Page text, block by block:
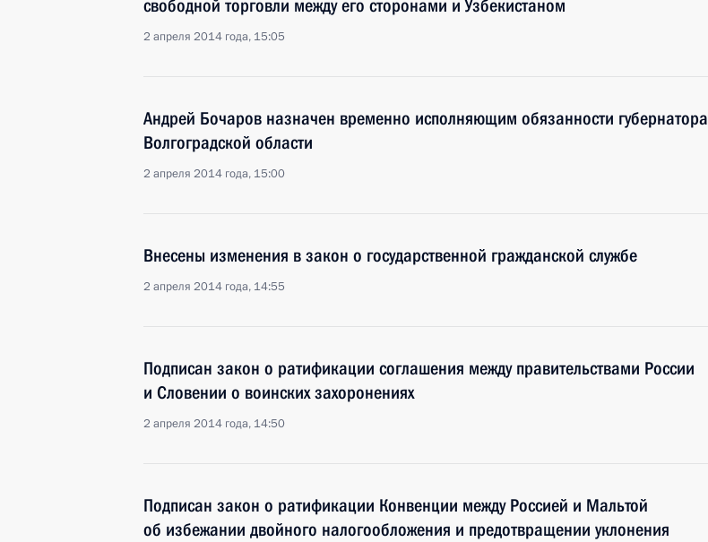
свободной торговли между его сторонами и Узбекистаном
2 апреля 2014 года, 15:05
Андрей Бочаров назначен временно исполняющим обязанности губернатора
Волгоградской области
2 апреля 2014 года, 15:00
Внесены изменения в закон о государственной гражданской службе
2 апреля 2014 года, 14:55
Подписан закон о ратификации соглашения между правительствами России
и Словении о воинских захоронениях
2 апреля 2014 года, 14:50
Подписан закон о ратификации Конвенции между Россией и Мальтой
об избежании двойного налогообложения и предотвращении уклонения